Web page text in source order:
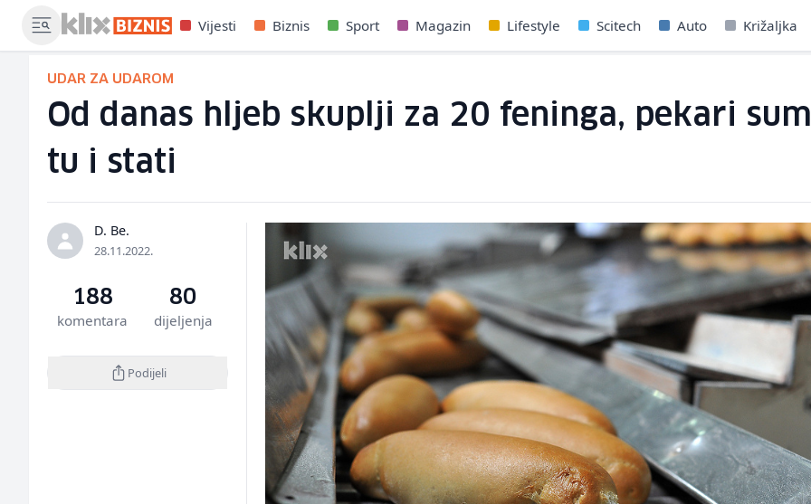
Vijesti Biznis Sport Magazin Lifestyle Scitech Auto Križaljka
UDAR ZA UDAROM
Od danas hljeb skuplji za 20 feninga, pekari
tu i stati
D. Be.
28.11.2022.
188
komentara
80
dijeljenja
Podijeli